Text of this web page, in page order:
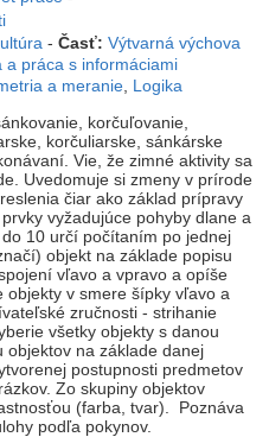
- Časť: Výtvarná výchova
a práca s informáciami
a meranie Logika
korčuľovanie,
korčuliarske, sánkárske
Vie, že zimné aktivity sa
Uvedomuje si zmeny v prírode
čiar ako základ prípravy
vyžadujúce pohyby dlane a
10 určí počítaním po jednej
objekt na základe popisu
vľavo a vpravo a opíše
objekty v smere šípky vľavo a
zručnosti - strihanie
všetky objekty s danou
objektov na základe danej
postupnosti predmetov
Zo skupiny objektov
(farba, tvar). Poznáva
podľa pokynov.